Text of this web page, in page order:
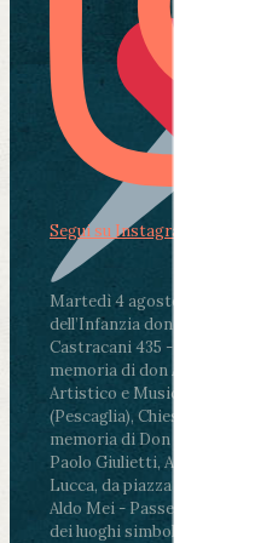
Martedì 4 agosto2026
ore
dell’Infanzia don Aldo Mei
Castracani 435 -
memoria di don Aldo Mei
Artistico e Musicale
(Pescaglia), Chiesa
memoria di Don Aldo Mei
Paolo Giulietti, Arcivescovo
Lucca, da piazza San
Aldo Mei - Passeggiata
dei luoghi simbolo della
Segui su Instagram